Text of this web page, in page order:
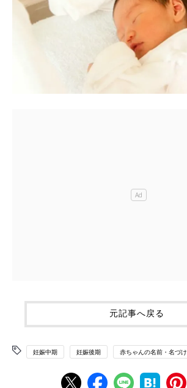
元記事へ戻る
妊娠中期 妊娠後期 赤ちゃんの名前・名づけ